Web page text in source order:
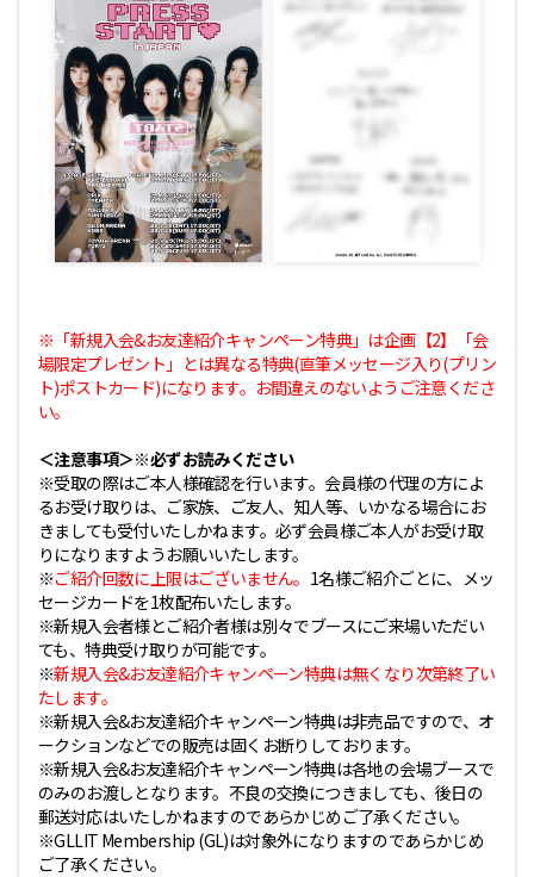
※「新規入会&お友達紹介キャンペーン特典」は企画【2】「会
場限定プレゼント」とは異なる特典(直筆メッセージ入り(プリン
ト)ポストカード)になります。お間違えのないようご注意くださ
い。
＜注意事項＞※必ずお読みください
※受取の際はご本人様確認を行います。会員様の代理の方によ
るお受け取りは、ご家族、ご友人、知人等、いかなる場合にお
きましても受付いたしかねます。必ず会員様ご本人がお受け取
りになりますようお願いいたします。
※ご紹介回数に上限はございません。 1名様ご紹介ごとに、メッ
セージカードを1枚配布いたします。
※新規入会者様とご紹介者様は別々でブースにご来場いただい
ても、特典受け取りが可能です。
※新規入会&お友達紹介キャンペーン特典は無くなり次第終了い
たします。
※新規入会&お友達紹介キャンペーン特典は非売品ですので、オ
ークションなどでの販売は固くお断りしております。
※新規入会&お友達紹介キャンペーン特典は各地の会場ブースで
のみのお渡しとなります。不良の交換につきましても、後日の
郵送対応はいたしかねますのであらかじめご了承ください。
※GLLIT Membership (GL)は対象外になりますのであらかじめ
ご了承ください。